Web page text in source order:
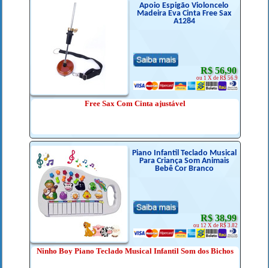
Apoio Espigão Violoncelo
Madeira Eva Cinta Free Sax
A1284
R$ 56,90
ou 1 X de R$ 56.9
Free Sax Com Cinta ajustável
Piano Infantil Teclado Musical
Para Criança Som Animais
Bebê Cor Branco
R$ 38,99
ou 12 X de R$ 3.82
Ninho Boy Piano Teclado Musical Infantil Som dos Bichos